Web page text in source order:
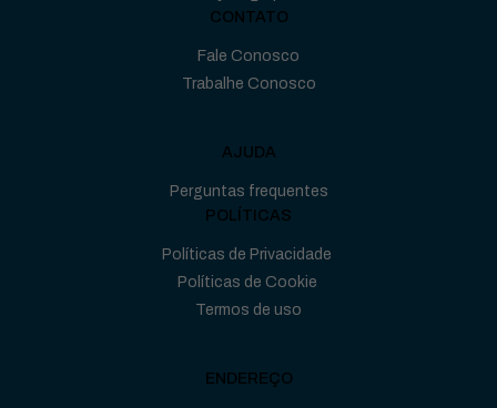
CONTATO
Fale Conosco
Trabalhe Conosco
AJUDA
Perguntas frequentes
POLÍTICAS
Políticas de Privacidade
Políticas de Cookie
Termos de uso
ENDEREÇO